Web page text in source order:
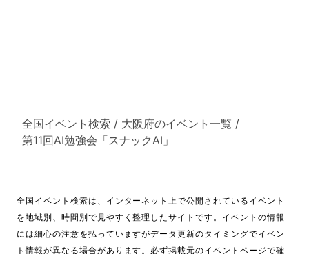
全国イベント検索 / 大阪府のイベント一覧 /
第11回AI勉強会「スナックAI」
全国イベント検索は、インターネット上で公開されているイベント
を地域別、時間別で見やすく整理したサイトです。イベントの情報
には細心の注意を払っていますがデータ更新のタイミングでイベン
ト情報が異なる場合があります。必ず掲載元のイベントページで確